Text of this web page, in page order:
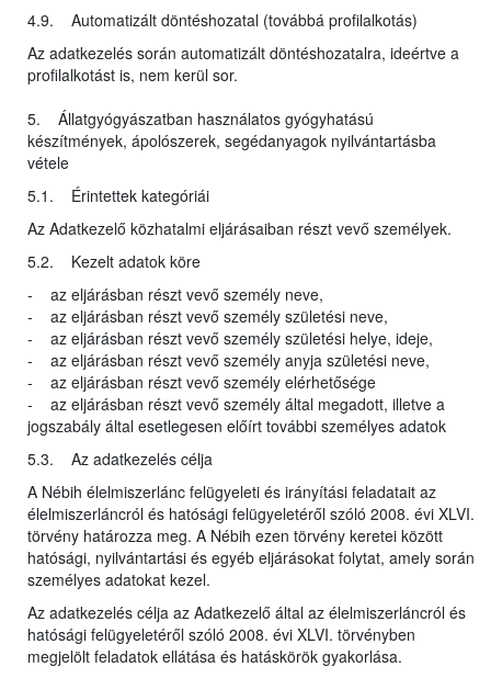
4.9. Automatizált döntéshozatal (továbbá profilalkotás)
Az adatkezelés során automatizált döntéshozatalra, ideértve a
profilalkotást is, nem kerül sor.
5. Állatgyógyászatban használatos gyógyhatású
készítmények, ápolószerek, segédanyagok nyilvántartásba
vétele
5.1. Érintettek kategóriái
Az Adatkezelő közhatalmi eljárásaiban részt vevő személyek.
5.2. Kezelt adatok köre
- az eljárásban részt vevő személy neve,
- az eljárásban részt vevő személy születési neve,
- az eljárásban részt vevő személy születési helye, ideje,
- az eljárásban részt vevő személy anyja születési neve,
- az eljárásban részt vevő személy elérhetősége
- az eljárásban részt vevő személy által megadott, illetve a
jogszabály által esetlegesen előírt további személyes adatok
5.3. Az adatkezelés célja
A Nébih élelmiszerlánc felügyeleti és irányítási feladatait az
élelmiszerláncról és hatósági felügyeletéről szóló 2008. évi XLVI.
törvény határozza meg. A Nébih ezen törvény keretei között
hatósági, nyilvántartási és egyéb eljárásokat folytat, amely során
személyes adatokat kezel.
Az adatkezelés célja az Adatkezelő által az élelmiszerláncról és
hatósági felügyeletéről szóló 2008. évi XLVI. törvényben
megjelölt feladatok ellátása és hatáskörök gyakorlása.